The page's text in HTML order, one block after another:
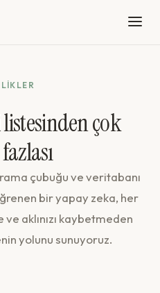
çok
çubuğu ve veritabanı
bir yapay zeka, her
aklınızı kaybetmeden
yolunu sunuyoruz.